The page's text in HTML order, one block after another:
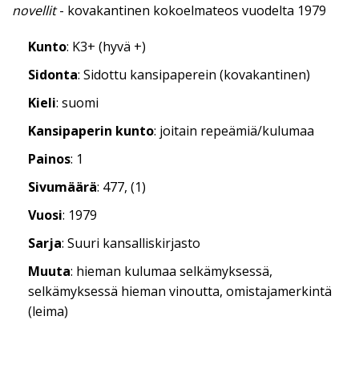
novellit- kovakantinen kokoelmateos vuodelta 1979
Kunto: K3+ (hyvä +)
Sidonta: Sidottu kansipaperein (kovakantinen)
Kieli: suomi
Kansipaperin kunto: joitain repeämiä/kulumaa
Painos: 1
Sivumäärä: 477, (1)
Vuosi: 1979
Sarja: Suuri kansalliskirjasto
Muuta: hieman kulumaa selkämyksessä,
selkämyksessä hieman vinoutta, omistajamerkintä
(leima)